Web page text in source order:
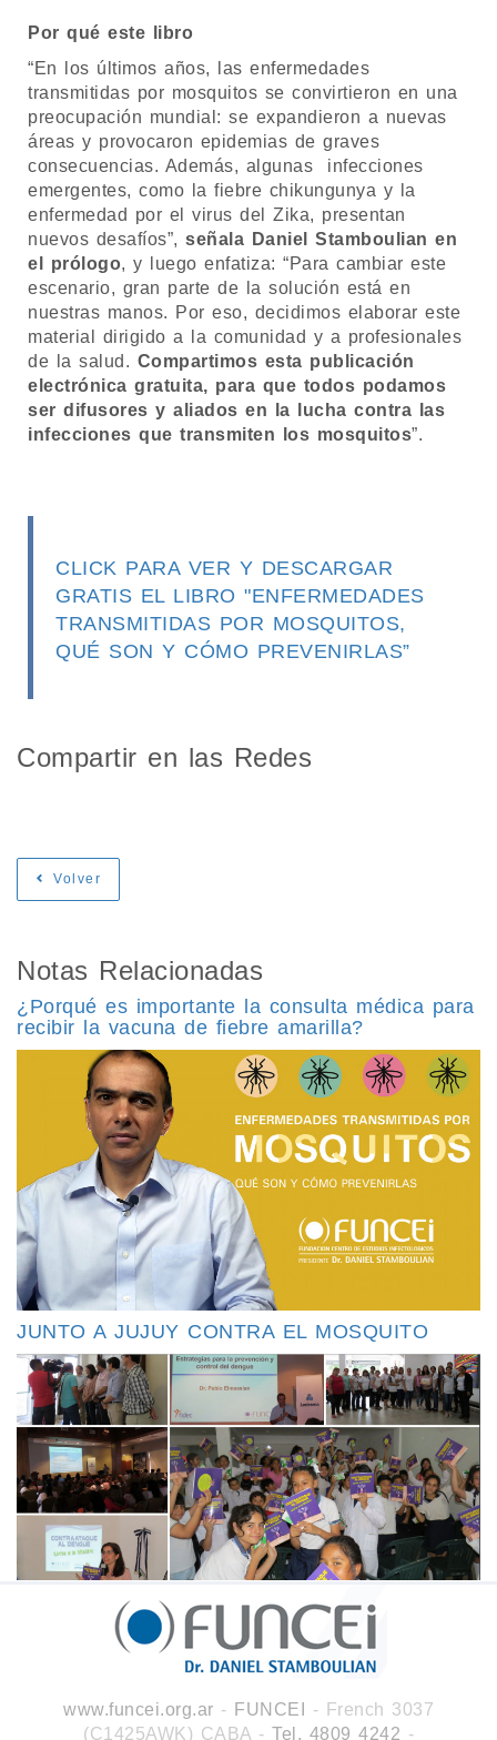
Por qué este libro
“En los últimos años, las enfermedades
transmitidas por mosquitos se convirtieron en una
preocupación mundial: se expandieron a nuevas
áreas y provocaron epidemias de graves
consecuencias. Además, algunas infecciones
emergentes, como la fiebre chikungunya y la
enfermedad por el virus del Zika, presentan
nuevos desafíos”, señala Daniel Stamboulian en
el prólogo, y luego enfatiza: “Para cambiar este
escenario, gran parte de la solución está en
nuestras manos. Por eso, decidimos elaborar este
material dirigido a la comunidad y a profesionales
de la salud. Compartimos esta publicación
electrónica gratuita, para que todos podamos
ser difusores y aliados en la lucha contra las
infecciones que transmiten los mosquitos”.
CLICK PARA VER Y DESCARGAR
GRATIS EL LIBRO "ENFERMEDADES
TRANSMITIDAS POR MOSQUITOS,
QUÉ SON Y CÓMO PREVENIRLAS”
Compartir en las Redes
Volver
Notas Relacionadas
¿Porqué es importante la consulta médica para
recibir la vacuna de fiebre amarilla?
JUNTO A JUJUY CONTRA EL MOSQUITO
www.funcei.org.ar - FUNCEI
- French 3037
(C1425AWK) CABA - Tel. 4809 4242 -